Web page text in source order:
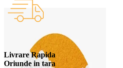
Livrare Rapida
Oriunde in tara